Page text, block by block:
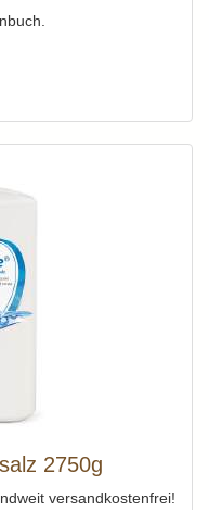
2750g
versandkostenfrei!